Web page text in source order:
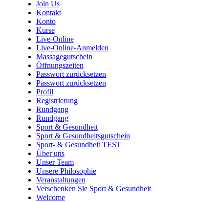
Join Us
Kontakt
Konto
Kurse
Live-Online
Live-Online-Anmelden
Massagegutschein
Öffnungszeiten
Passwort zurücksetzen
Passwort zurücksetzen
Profil
Registrierung
Rundgang
Rundgang
Sport & Gesundheit
Sport & Gesundheitsgutschein
Sport- & Gesundheit TEST
Über uns
Unser Team
Unsere Philosophie
Veranstaltungen
Verschenken Sie Sport & Gesundheit
Welcome